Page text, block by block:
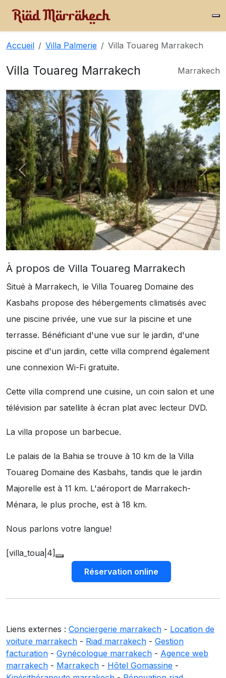
Accueil Villa Palmerie Villa Touareg Marrakech
Villa Touareg Marrakech Marrakech
À propos de Villa Touareg Marrakech
Situé à Marrakech, le Villa Touareg Domaine des
Kasbahs propose des hébergements climatisés avec
une piscine privée, une vue sur la piscine et une
terrasse. Bénéficiant d'une vue sur le jardin, d'une
piscine et d'un jardin, cette villa comprend également
une connexion Wi-Fi gratuite.
Cette villa comprend une cuisine, un coin salon et une
télévision par satellite à écran plat avec lecteur DVD.
La villa propose un barbecue.
Le palais de la Bahia se trouve à 10 km de la Villa
Touareg Domaine des Kasbahs, tandis que le jardin
Majorelle est à 11 km. L'aéroport de Marrakech-
Ménara, le plus proche, est à 18 km.
Nous parlons votre langue!
[villa_toua|4]
Réservation online
Liens externes : Conciergerie marrakech - Location de
voiture marrakech - Riad marrakech - Gestion
facturation - Gynécologue marrakech - Agence web
marrakech - Marrakech - Hôtel Gomassine -